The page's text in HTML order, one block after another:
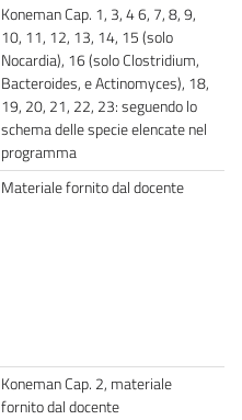
Koneman Cap. 1, 3, 4 6, 7, 8, 9,
10, 11, 12, 13, 14, 15 (solo
Nocardia), 16 (solo Clostridium,
Bacteroides, e Actinomyces), 18,
19, 20, 21, 22, 23: seguendo lo
schema delle specie elencate nel
programma
Materiale fornito dal docente
Koneman Cap. 2, materiale
fornito dal docente